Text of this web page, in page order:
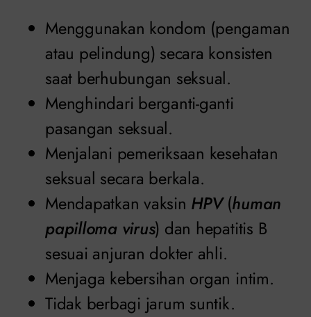
Menggunakan kondom (pengaman
atau pelindung) secara konsisten
saat berhubungan seksual.
Menghindari berganti-ganti
pasangan seksual.
Menjalani pemeriksaan kesehatan
seksual secara berkala.
Mendapatkan vaksin HPV(human
papilloma virus) dan hepatitis B
sesuai anjuran dokter ahli.
Menjaga kebersihan organ intim.
Tidak berbagi jarum suntik.